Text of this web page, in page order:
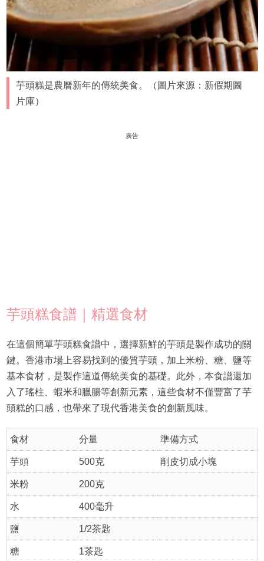
芋頭糕是農曆新年的傳統美食。（圖片來源：新假期圖
片庫）
廣告
芋頭糕食譜｜精選食材
在這個簡單芋頭糕食譜中，選擇新鮮的芋頭是製作成功的關
鍵。香港市場上容易找到的優質芋頭，加上米粉、糖、鹽等
基本食材，是製作這道傳統美食的基礎。此外，本食譜還加
入了瑤柱、蝦米和臘腸等創新元素，這些食材不僅豐富了芋
頭糕的口感，也帶來了現代香港美食的創新風味。
食材 分量 準備方式
芋頭 500克 削皮切成小塊
米粉 200克
水 400毫升
鹽 1/2茶匙
糖 1茶匙